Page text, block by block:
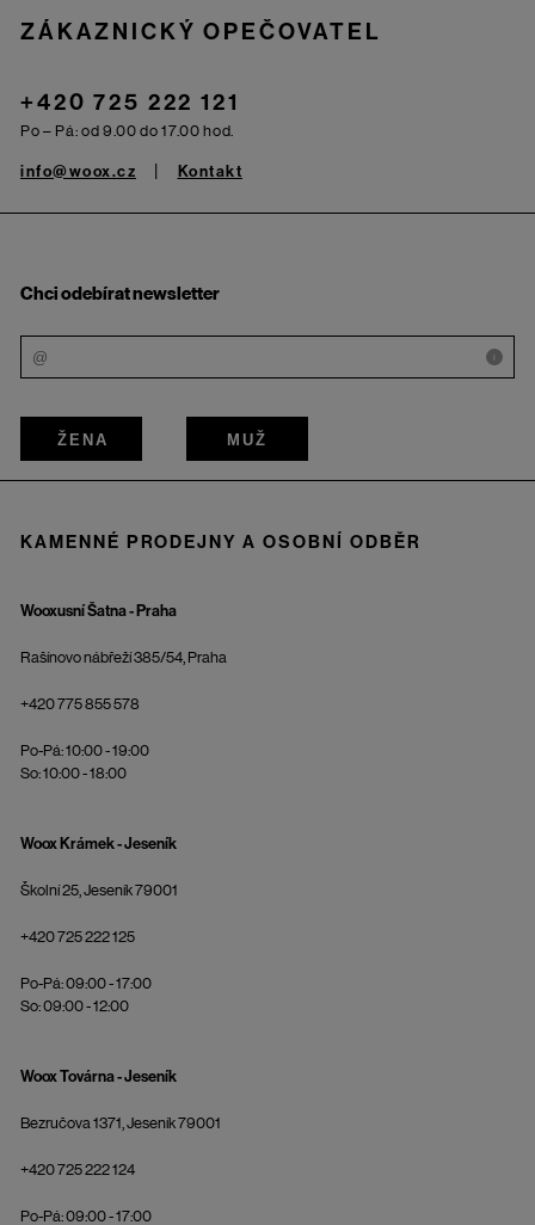
ZÁKAZNICKÝ OPEČOVATEL
+420 725 222 121
Po – Pá: od 9.00 do 17.00 hod.
info@woox.cz Kontakt
Chci odebírat newsletter
i
ŽENA MUŽ
KAMENNÉ PRODEJNY A OSOBNÍ ODBĚR
Wooxusní Šatna - Praha
Rašínovo nábřeží 385/54, Praha
+420 775 855 578
Po-Pá: 10:00 - 19:00
So: 10:00 - 18:00
Woox Krámek - Jeseník
Školní 25, Jeseník 79001
+420 725 222 125
Po-Pá: 09:00 - 17:00
So: 09:00 - 12:00
Woox Továrna - Jeseník
Bezručova 1371, Jeseník 79001
+420 725 222 124
Po-Pá: 09:00 - 17:00